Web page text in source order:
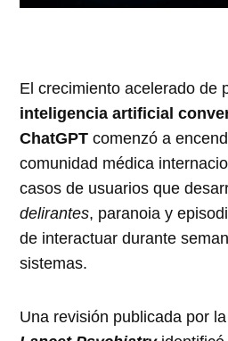
El crecimiento acelerado de
inteligencia artificial
ChatGPT comenzó a
comunidad médica
casos de usuarios que
delirantes, paranoia y
de interactuar durante
sistemas.
Una revisión publicada por